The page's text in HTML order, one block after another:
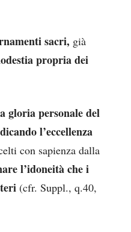
sacri, già
propria dei
gloria personale del
l’eccellenza
con sapienza dalla
l’idoneità che i
(cfr. Suppl., q.40,